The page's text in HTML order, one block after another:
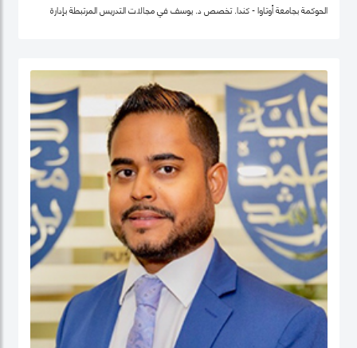
الحوكمة بجامعة أوتاوا - كندا. تَخصص د. يوسف في مجالات التدريس المرتبطة بإدارة
العامة. قبل التحاقه بكلية محمد بن راشد للإدارة الحكومية، عمل الدكتور يوسف كأستاذ
مساعد وشغل منصب مدير برنامج إدارة الموارد البشرية في كلية إدارة الأعمال في الكلية
الأسترالية في دولة الكويت. قبل ذلك، عمل كمستشار للحكومة الاتحادية في كندا في عدد
من المشاريع المرتبطة بالتطوير المؤسسي و بناء القدرات التنظيمية حيث قام بتصميم
وتنفيذ العديد من برامج التدريب للحكومة الاتحادية بما في ذلك مجالات التفكير
الاستراتيجي والإدارة القائمة على النتائج تحت بند تنفيذ البرامج الحكومية والسياسات
العامة.